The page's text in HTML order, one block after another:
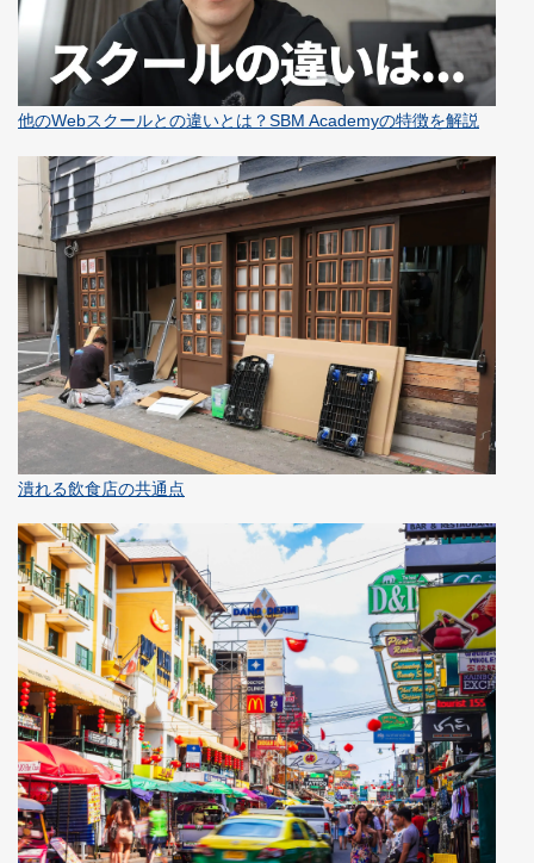
他のWebスクールとの違いとは？SBM Academyの特徴を解説
潰れる飲食店の共通点